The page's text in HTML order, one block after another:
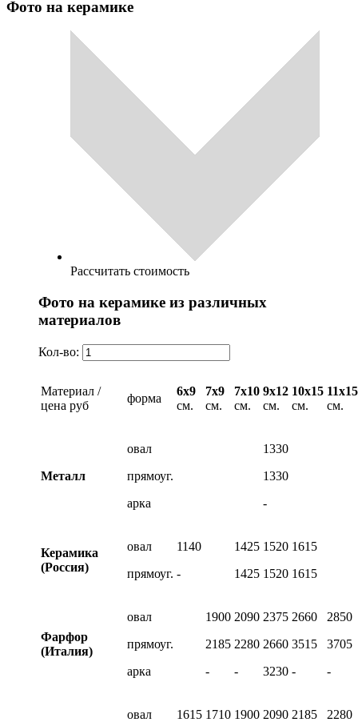
Фото на керамике
Рассчитать стоимость
Фото на керамике из различных
материалов
Кол-во:
Материал /
цена руб
форма
6х9
см.
7х9
см.
7х10
см.
9х12
см.
10х15
см.
11х15
см.
Металл
овал
прямоуг.
арка
1330
1330
-
Керамика
(Россия)
овал
прямоуг.
1140
-
1425
1425
1520
1520
1615
1615
Фарфор
(Италия)
овал
прямоуг.
арка
1900
2185
-
2090
2280
-
2375
2660
3230
2660
3515
-
2850
3705
-
овал
1615 1710 1900 2090 2185
2280